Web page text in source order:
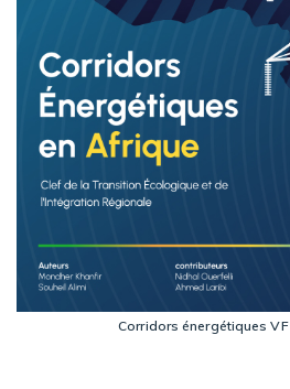
Corridors énergétiques VF